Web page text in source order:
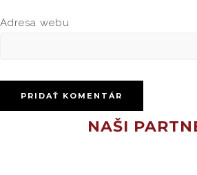
Adresa webu
NAŠI